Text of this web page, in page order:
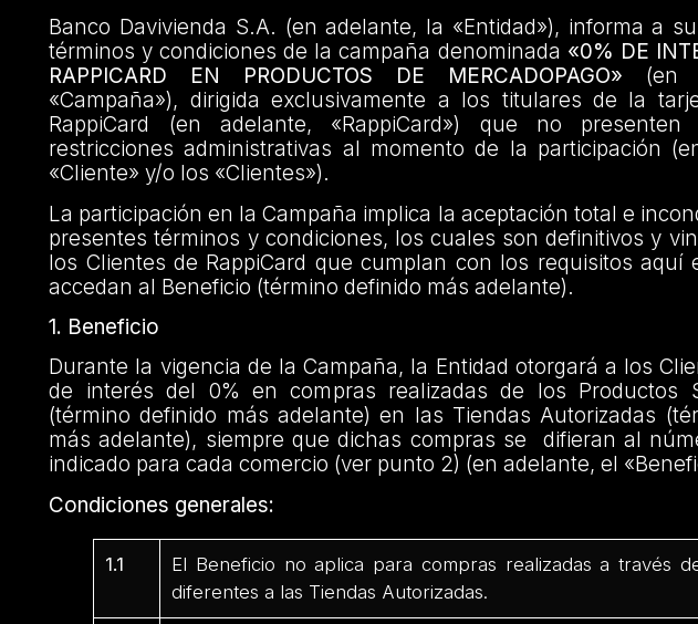
Banco Davivienda S.A. (en adelante, la «Entidad»), informa a
términos y condiciones de la campaña denominada «0% DE
RAPPICARD EN PRODUCTOS DE MERCADOPAGO» (en
«Campaña»), dirigida exclusivamente a los titulares de la
RappiCard (en adelante, «RappiCard») que no presenten
restricciones administrativas al momento de la participación
«Cliente» y/o los «Clientes»).
La participación en la Campaña implica la aceptación total e
presentes términos y condiciones, los cuales son definitivos y
los Clientes de RappiCard que cumplan con los requisitos aquí
accedan al Beneficio (término definido más adelante).
1. Beneficio
Durante la vigencia de la Campaña, la Entidad otorgará a los
de interés del 0% en compras realizadas de los Productos
(término definido más adelante) en las Tiendas Autorizadas
más adelante), siempre que dichas compras se difieran al
indicado para cada comercio (ver punto 2) (en adelante, el
Condiciones generales:
1.1
El Beneficio no aplica para compras realizadas a través
diferentes a las Tiendas Autorizadas.